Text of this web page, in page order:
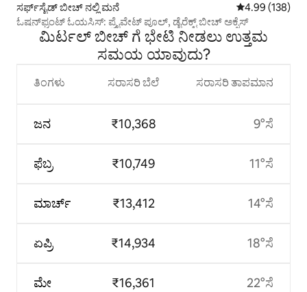
ಸರ್ಫ್‌ಸೈಡ್ ಬೀಚ್ ನಲ್ಲಿ ಮನೆ 5 ರಲ್ಲಿ 4.99
4.99 (138)
ಓಷನ್‌ಫ್ರಂಟ್ ಓಯಸಿಸ್: ಪ್ರೈವೇಟ್ ಪೂಲ್, ಡೈರೆಕ್ಟ್ ಬೀಚ್ ಅಕ್ಸೆಸ್
ಮಿರ್ಟಲ್ ಬೀಚ್ ಗೆ ಭೇಟಿ ನೀಡಲು ಉತ್ತಮ
ಸಮಯ ಯಾವುದು?
ತಿಂಗಳು
ಜನ
ಫೆಬ್ರ
ಮಾರ್ಚ್
ಏಪ್ರಿ
ಮೇ
ಸರಾಸರಿ ಬೆಲೆ
₹10,368
₹10,749
₹13,412
₹14,934
₹16,361
ಸರಾಸರಿ ತಾಪಮಾನ
9°ಸೆ
11°ಸೆ
14°ಸೆ
18°ಸೆ
22°ಸೆ